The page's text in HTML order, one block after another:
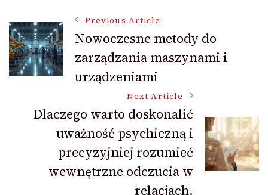
Post
Navigation
Previous Article
Nowoczesne metody do
zarządzania maszynami i
urządzeniami
Next Article
Dlaczego warto doskonalić
uważność psychiczną i
precyzyjniej rozumieć
wewnętrzne odczucia w
relacjach.